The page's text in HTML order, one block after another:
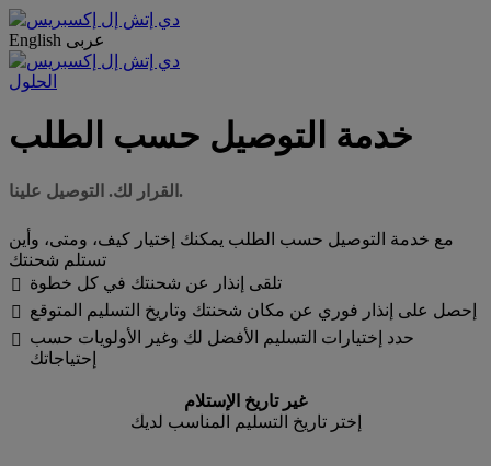
English عربى
الحلول
خدمة التوصيل حسب الطلب
القرار لك. التوصيل علينا.
مع خدمة التوصيل حسب الطلب يمكنك إختيار كيف، ومتى، وأين
تستلم شحنتك

تلقى إنذار عن شحنتك في كل خطوة

إحصل على إنذار فوري عن مكان شحنتك وتاريخ التسليم المتوقع

حدد إختيارات التسليم الأفضل لك وغير الأولويات حسب
إحتياجاتك
غير تاريخ الإستلام
إختر تاريخ التسليم المناسب لديك